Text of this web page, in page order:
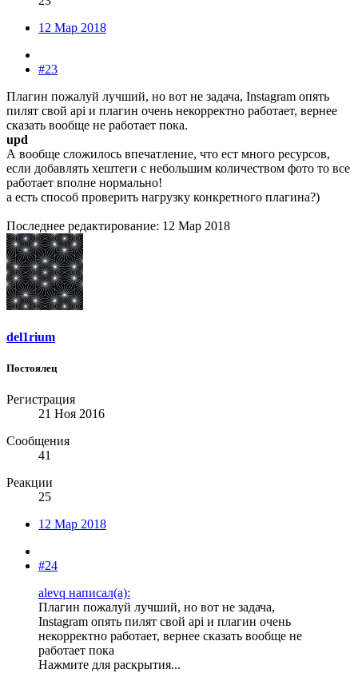
12 Мар 2018
#23
Плагин пожалуй лучший, но вот не задача, Instagram опять
пилят свой api и плагин очень некорректно работает, вернее
сказать вообще не работает пока.
upd
А вообще сложилось впечатление, что ест много ресурсов,
если добавлять хештеги с небольшим количеством фото то все
работает вполне нормально!
а есть способ проверить нагрузку конкретного плагина?)
Последнее редактирование: 12 Мар 2018
del1rium
Постоялец
Регистрация
21 Ноя 2016
Сообщения
41
Реакции
25
12 Мар 2018
#24
alevq написал(а):
Плагин пожалуй лучший, но вот не задача,
Instagram опять пилят свой api и плагин очень
некорректно работает, вернее сказать вообще не
работает пока
Нажмите для раскрытия...